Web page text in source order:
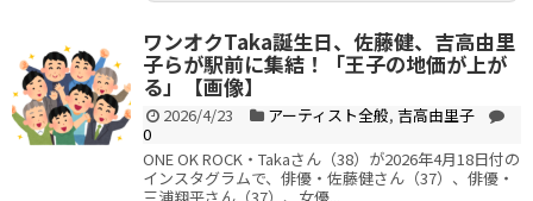
ワンオクTaka誕生日、佐藤健、吉高由里
子らが駅前に集結！「王子の地価が上が
る」【画像】
2026/4/23 アーティスト全般, 吉高由里子
0
ONE OK ROCK・Takaさん（38）が2026年4月18日付の
インスタグラムで、俳優・佐藤健さん（37）、俳優・